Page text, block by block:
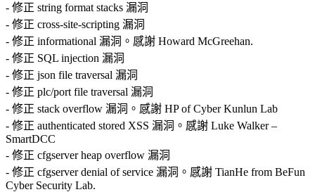
- 修正 string format stacks 漏洞
- 修正 cross-site-scripting 漏洞
- 修正 informational 漏洞。感謝 Howard McGreehan.
- 修正 SQL injection 漏洞
- 修正 json file traversal 漏洞
- 修正 plc/port file traversal 漏洞
- 修正 stack overflow 漏洞。感謝 HP of Cyber Kunlun Lab
- 修正 authenticated stored XSS 漏洞。感謝 Luke Walker –
SmartDCC
- 修正 cfgserver heap overflow 漏洞
- 修正 cfgserver denial of service 漏洞。感謝 TianHe from BeFun
Cyber Security Lab.